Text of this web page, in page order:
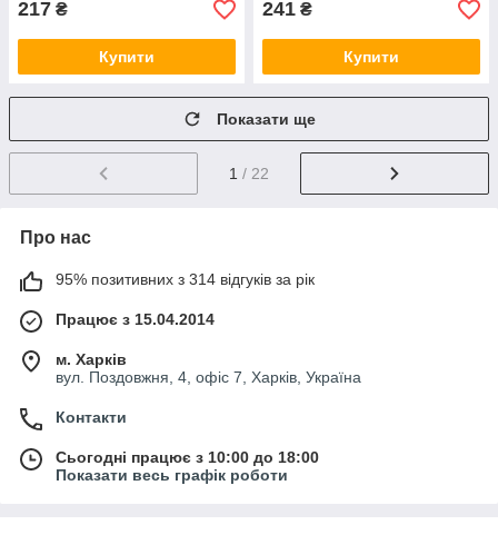
217 ₴
Купити
241 ₴
Купити
Показати ще
1 / 22
Про нас
95% позитивних з 314 відгуків за рік
Працює з 15.04.2014
м. Харків
вул. Поздовжня, 4, офіс 7, Харків, Україна
Контакти
Сьогодні працює з 10:00 до 18:00
Показати весь графік роботи